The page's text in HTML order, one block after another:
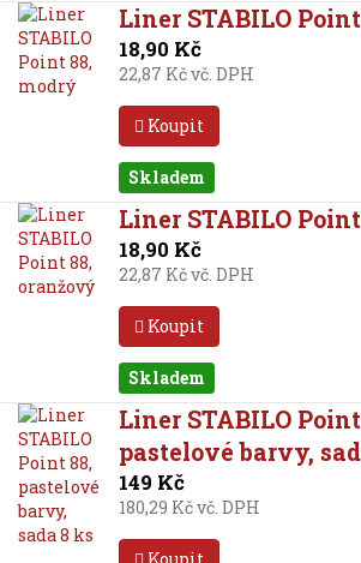
Liner STABILO
18,90 Kč
22,87 Kč vč. DPH
Koupit
Skladem
Liner STABILO
18,90 Kč
22,87 Kč vč. DPH
Koupit
Skladem
Liner STABILO
pastelové barvy,
149 Kč
180,29 Kč vč. DPH